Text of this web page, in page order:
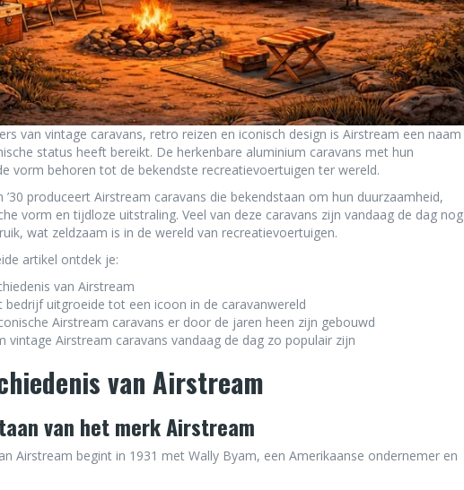
van vintage caravans, retro reizen en iconisch design is Airstream een naam
status heeft bereikt. De herkenbare aluminium caravans met hun
vorm behoren tot de bekendste recreatievoertuigen ter wereld.
’30 produceert Airstream caravans die bekendstaan om hun duurzaamheid,
vorm en tijdloze uitstraling. Veel van deze caravans zijn vandaag de dag nog
wat zeldzaam is in de wereld van recreatievoertuigen.
artikel ontdek je:
van Airstream
bedrijf uitgroeide tot een icoon in de caravanwereld
Airstream caravans er door de jaren heen zijn gebouwd
vintage Airstream caravans vandaag de dag zo populair zijn
van Airstream
van het merk Airstream
Airstream begint in 1931 met Wally Byam, een Amerikaanse ondernemer en